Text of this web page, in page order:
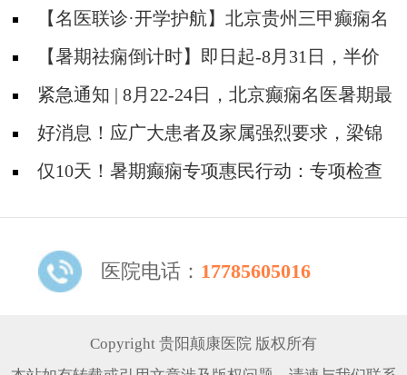
【名医联诊·开学护航】北京贵州三甲癫痫名
医公益亲诊+检查治疗大额援助，速约！
【暑期祛痫倒计时】即日起-8月31日，半价
检查+专家免费亲诊+高达万元救助即将结束，
速约！
紧急通知 | 8月22-24日，北京癫痫名医暑期最
后亲诊机会，名额有限，速约！
好消息！应广大患者及家属强烈要求，梁锦
平教授亲诊时间延长至8月18日！
仅10天！暑期癫痫专项惠民行动：专项检查
限，速约！
医院电话： 17785605016
Copyright 贵阳颠康医院 版权所有